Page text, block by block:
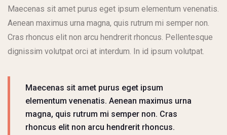
Maecenas sit amet purus eget ipsum elementum venenatis.
Aenean maximus urna magna, quis rutrum mi semper non.
Cras rhoncus elit non arcu hendrerit rhoncus. Pellentesque
dignissim volutpat orci at interdum. In id ipsum volutpat.
Maecenas sit amet purus eget ipsum
elementum venenatis. Aenean maximus urna
magna, quis rutrum mi semper non. Cras
rhoncus elit non arcu hendrerit rhoncus.